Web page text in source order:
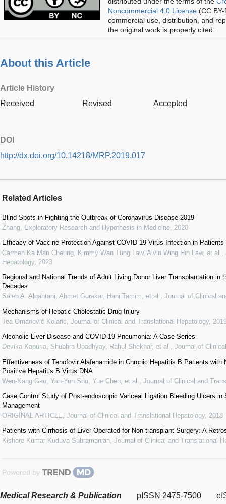
Noncommercial 4.0 License (CC
commercial use, distribution, and
the original work is properly cited.
About this Article
Article History
Received
Revised Accepted
DOI
http://dx.doi.org/10.14218/MRP.2019.017
Related Articles
Blind Spots in Fighting the Outbreak of Coronavirus Disease 2019
Zhang Exploratory Research and Hypothesis in Medicine 2020
Efficacy of Vaccine Protection Against COVID-19 Virus Infection in
Carmen Ka Man Cheung, Kimmy Wan Tung Law, Alvin Wing Hin Law, et al.
Hepatology, 2023
Regional and National Trends of Adult Living Donor Liver Transplantation in
Decades
Saleh A. Alqahtani, Ahmet Gurakar, Hani Tamim, et al.
Journal of Clinical
Mechanisms of Hepatic Cholestatic Drug Injury
Tea Omanović Kolarić Journal of Clinical and Translational Hepatology,
Alcoholic Liver Disease and COVID-19 Pneumonia: A Case Series
Devika Kapuria, Shubhra Upadhyay, Rahul Shekhar, et al.
Journal of
Effectiveness of Tenofovir Alafenamide in Chronic Hepatitis B Patients with
Positive Hepatitis B Virus DNA
Wen-Kang Gao, Yan-Yun Shu, Yue Chen, et al.
Journal of Clinical and
Case Control Study of Post-endoscopic Variceal Ligation Bleeding Ulcers
Management
ORIGINAL ARTICLE Journal of Clinical and Translational Hepatology, 2018
Patients with Cirrhosis of Liver Operated for Non-transplant Surgery: A
Kishore Kumar Kuduva Subramanian Journal of Clinical and Translational
Powered by
Medical Research & Publication pISSN 2475-7500